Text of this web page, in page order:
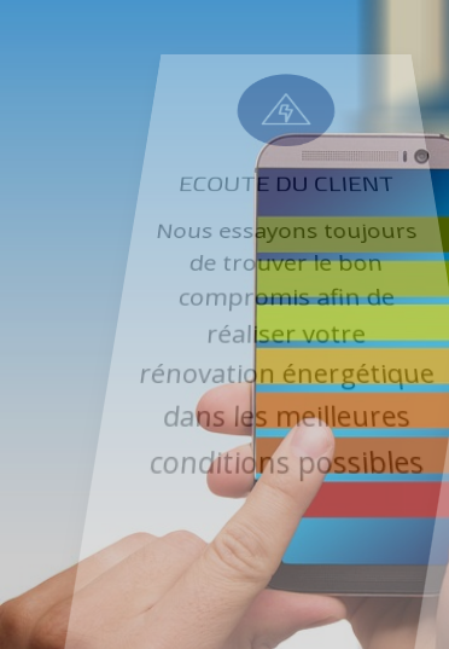
ECOUTE DU CLIENT
Nous essayons toujours
de trouver le bon
compromis afin de
réaliser votre
rénovation énergétique
dans les meilleures
conditions possibles